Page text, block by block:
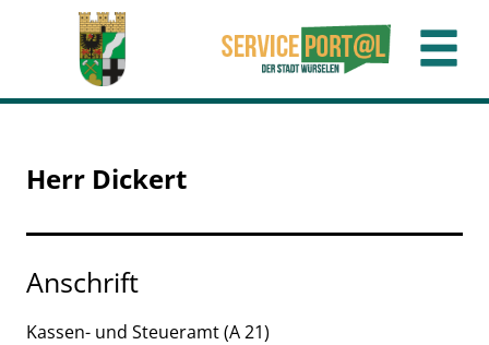
Zum Hauptinhalt springen
Zum Header
Zum Hauptinhalt
Zum Footer
Herr Dickert
Anschrift
Kassen- und Steueramt (A 21)